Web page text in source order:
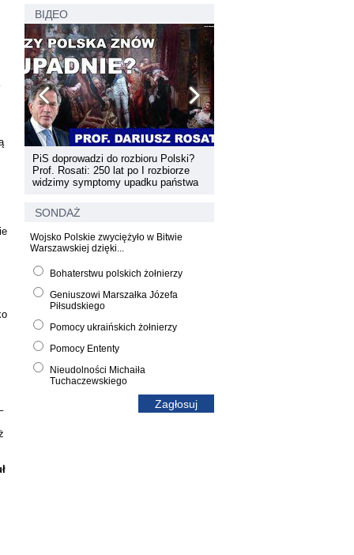
ВІДЕО
PiS doprowadzi do rozbioru Polski?
Prof. Rosati: 250 lat po I rozbiorze
widzimy symptomy upadku państwa
SONDAŻ
Wojsko Polskie zwyciężyło w Bitwie
Warszawskiej dzięki...
Bohaterstwu polskich żołnierzy
Geniuszowi Marszałka Józefa
Piłsudskiego
Pomocy ukraińskich żołnierzy
Pomocy Ententy
Nieudolności Michaiła
Tuchaczewskiego